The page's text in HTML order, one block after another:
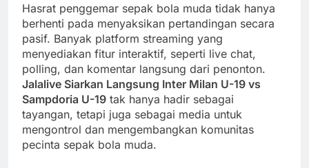
Hasrat penggemar sepak bola muda tidak hanya
berhenti pada menyaksikan pertandingan secara
pasif. Banyak platform streaming yang
menyediakan fitur interaktif, seperti live chat,
polling, dan komentar langsung dari penonton.
Jalalive Siarkan Langsung Inter Milan U-19 vs
Sampdoria U-19 tak hanya hadir sebagai
tayangan, tetapi juga sebagai media untuk
mengontrol dan mengembangkan komunitas
pecinta sepak bola muda.